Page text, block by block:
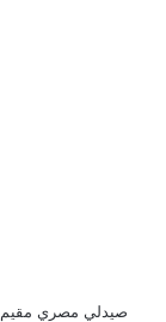
صيدلي مصري مقيم